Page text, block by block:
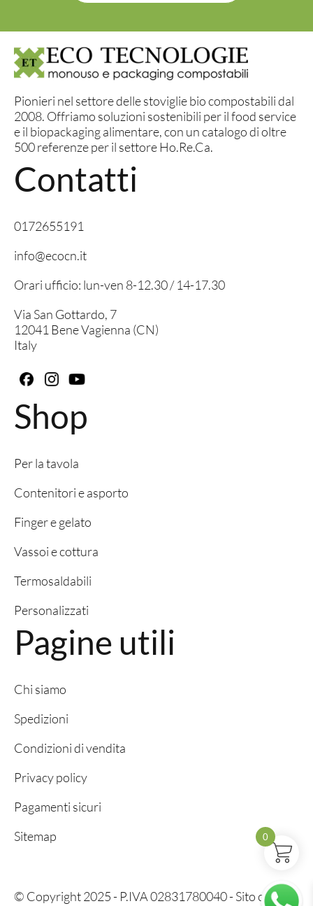
Pionieri nel settore delle stoviglie bio compostabili dal
2008. Offriamo soluzioni sostenibili per il food service
e il biopackaging alimentare, con un catalogo di oltre
500 referenze per il settore Ho.Re.Ca.
Contatti
0172655191
info@ecocn.it
Orari ufficio: lun-ven 8-12.30 / 14-17.30
Via San Gottardo, 7
12041 Bene Vagienna (CN)
Italy
Shop
Per la tavola
Contenitori e asporto
Finger e gelato
Vassoi e cottura
Termosaldabili
Personalizzati
Pagine utili
Chi siamo
Spedizioni
Condizioni di vendita
Privacy policy
Pagamenti sicuri
Sitemap
© Copyright 2025 - P.IVA 02831780040 - Sito creato
0